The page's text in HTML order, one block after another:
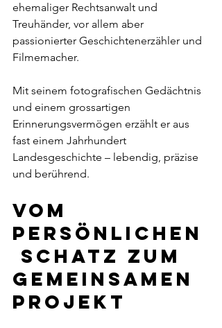
ehemaliger Rechtsanwalt und
Treuhänder, vor allem aber
passionierter Geschichtenerzähler und
Filmemacher.
Mit seinem fotografischen Gedächtnis
und einem grossartigen
Erinnerungsvermögen erzählt er aus
fast einem Jahrhundert
Landesgeschichte – lebendig, präzise
und berührend.
Vom
persönlichen
Schatz zum
gemeinsamen
Projekt